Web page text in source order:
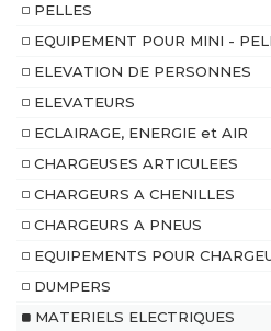
PELLES
EQUIPEMENT POUR MINI -
ELEVATION DE PERSONNES
ELEVATEURS
ECLAIRAGE, ENERGIE et AIR
CHARGEUSES ARTICULEES
CHARGEURS A CHENILLES
CHARGEURS A PNEUS
EQUIPEMENTS POUR
DUMPERS
MATERIELS ELECTRIQUES